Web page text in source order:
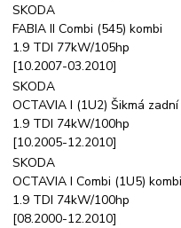
SKODA
FABIA II Combi (545) kombi
1.9 TDI 77kW/105hp
[10.2007-03.2010]
SKODA
OCTAVIA I (1U2) Šikmá
1.9 TDI 74kW/100hp
[10.2005-12.2010]
SKODA
OCTAVIA I Combi (1U5) kombi
1.9 TDI 74kW/100hp
[08.2000-12.2010]